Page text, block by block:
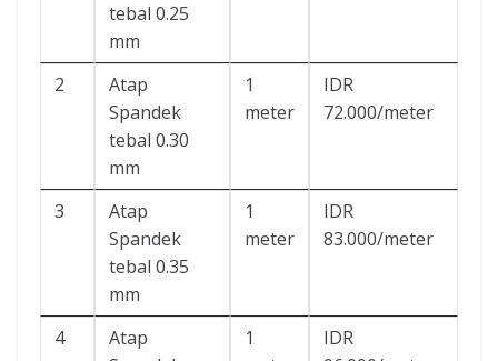
tebal 0.25
mm
2
Atap
Spandek
tebal 0.30
mm
1
meter
IDR
72.000/meter
3
Atap
Spandek
tebal 0.35
mm
1
meter
IDR
83.000/meter
4
Atap
1
IDR